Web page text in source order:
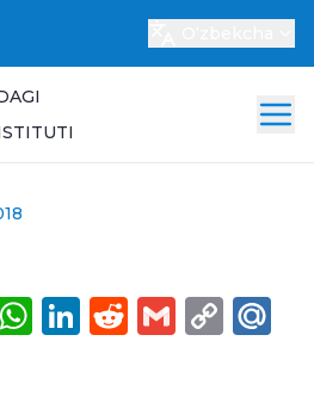
WhatsApp
LinkedIn
Reddit
Gmail